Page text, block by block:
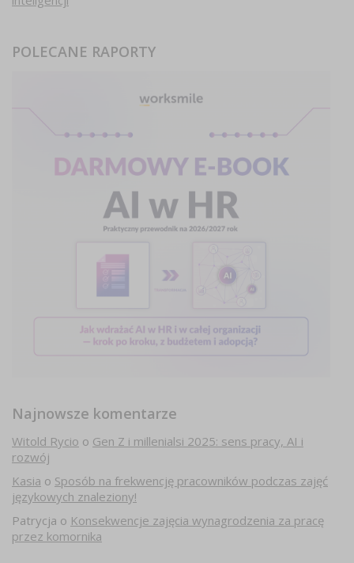
POLECANE RAPORTY
Najnowsze komentarze
Witold Rycio o Gen Z i millenialsi 2025: sens pracy, AI i
rozwój
Kasia o Sposób na frekwencję pracowników podczas zajęć
językowych znaleziony!
Patrycja o Konsekwencje zajęcia wynagrodzenia za pracę
przez komornika